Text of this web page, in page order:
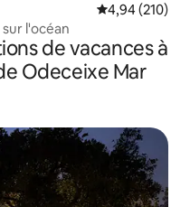
Évaluation
4,94 (210)
l'océan
de vacances à
Odeceixe Mar